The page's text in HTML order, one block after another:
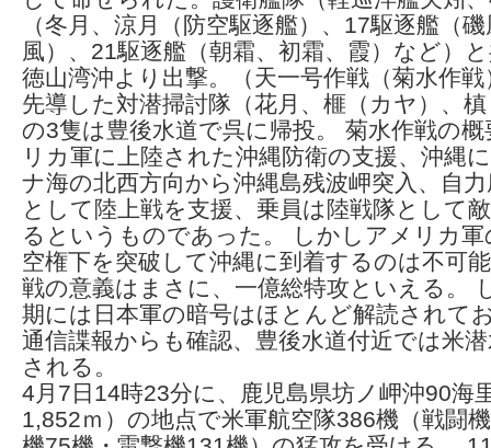
（冬月、涼月（防空駆逐艦）、17駆逐艦（
風）、21駆逐艦（朝霜、初霜、霞）など）
徳山湾沖より出撃。（天一号作戦（菊水作戦
先導した対潜掃討隊（花月、榧（カヤ）、
の3隻は豊後水道で呉に帰投。 菊水作戦の
リカ軍に上陸された沖縄防衛の支援、沖縄
ナ海の北西方向から沖縄島残波岬突入、自
として陸上戦を支援、乗員は陸戦隊として
るというものであった。 しかしアメリカ軍
空権下を突破して沖縄に到着するのは不可
戦の意義はまさに、一億総特攻といえる。
期には日本軍の暗号はほとんど解読されて
通信諜報からも確認、豊後水道付近では米
される。
4月7日14時23分に、鹿児島県坊ノ岬沖90海
1,852ｍ）の地点で米軍航空隊386機（戦闘